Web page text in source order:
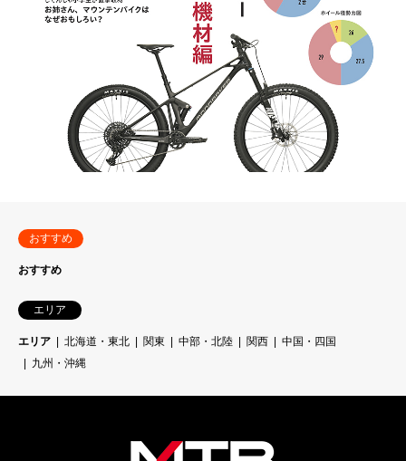
おすすめ
おすすめ
エリア
エリア 北海道・東北 関東 中部・北陸 関西
中国・四国
九州・沖縄